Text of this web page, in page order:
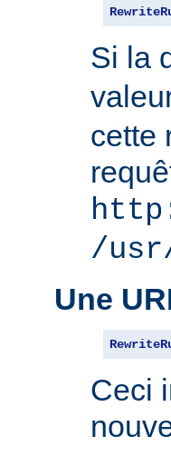
Si la
cette
/
Une
Ceci